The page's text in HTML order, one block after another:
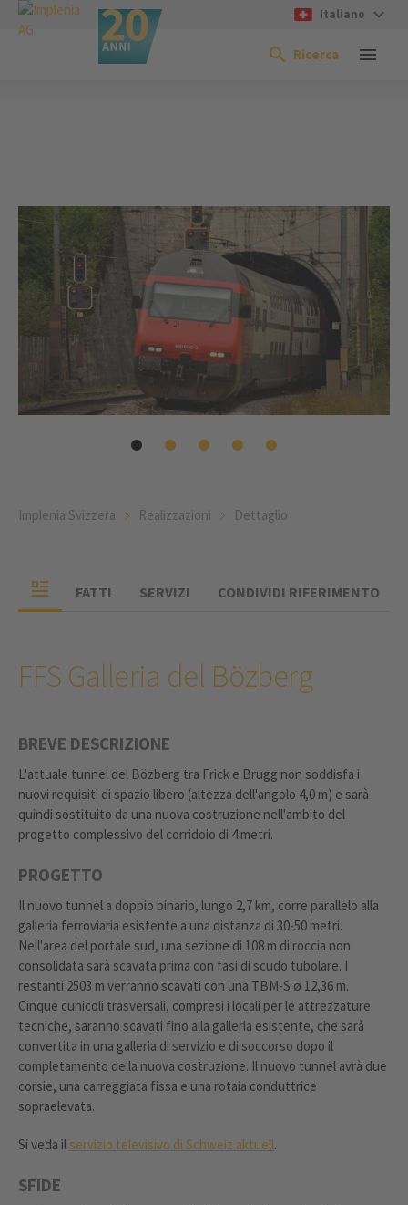
Italiano
Ricerca
Implenia Svizzera Realizzazioni Dettaglio
FATTI SERVIZI CONDIVIDI RIFERIMENTO
FFS Galleria del Bözberg
BREVE DESCRIZIONE
L'attuale tunnel del Bözberg tra Frick e Brugg non soddisfa i
nuovi requisiti di spazio libero (altezza dell'angolo 4,0 m) e sarà
quindi sostituito da una nuova costruzione nell'ambito del
progetto complessivo del corridoio di 4 metri.
PROGETTO
Il nuovo tunnel a doppio binario, lungo 2,7 km, corre parallelo alla
galleria ferroviaria esistente a una distanza di 30-50 metri.
Nell'area del portale sud, una sezione di 108 m di roccia non
consolidata sarà scavata prima con fasi di scudo tubolare. I
restanti 2503 m verranno scavati con una TBM-S ø 12,36 m.
Cinque cunicoli trasversali, compresi i locali per le attrezzature
tecniche, saranno scavati fino alla galleria esistente, che sarà
convertita in una galleria di servizio e di soccorso dopo il
completamento della nuova costruzione. Il nuovo tunnel avrà due
corsie, una carreggiata fissa e una rotaia conduttrice
sopraelevata.
Si veda il servizio televisivo di Schweiz aktuell.
SFIDE